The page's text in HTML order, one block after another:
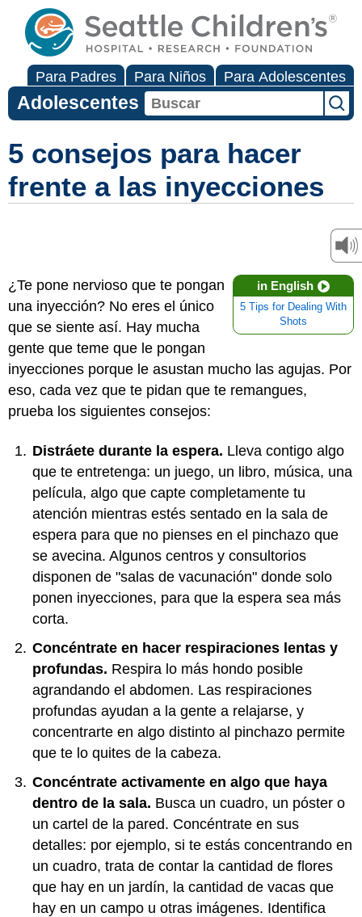
Para Padres Para Niños Para Adolescentes
Adolescentes
5 consejos para hacer
frente a las inyecciones
in English
5 Tips for Dealing With
Shots
¿Te pone nervioso que te pongan
una inyección? No eres el único
que se siente así. Hay mucha
gente que teme que le pongan
inyecciones porque le asustan mucho las agujas. Por
eso, cada vez que te pidan que te remangues,
prueba los siguientes consejos:
Distráete durante la espera. Lleva contigo algo
que te entretenga: un juego, un libro, música, una
película, algo que capte completamente tu
atención mientras estés sentado en la sala de
espera para que no pienses en el pinchazo que
se avecina. Algunos centros y consultorios
disponen de "salas de vacunación" donde solo
ponen inyecciones, para que la espera sea más
corta.
Concéntrate en hacer respiraciones lentas y
profundas. Respira lo más hondo posible
agrandando el abdomen. Las respiraciones
profundas ayudan a la gente a relajarse, y
concentrarte en algo distinto al pinchazo permite
que te lo quites de la cabeza.
Concéntrate activamente en algo que haya
dentro de la sala. Busca un cuadro, un póster o
un cartel de la pared. Concéntrate en sus
detalles: por ejemplo, si te estás concentrando en
un cuadro, trata de contar la cantidad de flores
que hay en un jardín, la cantidad de vacas que
hay en un campo u otras imágenes. Identifica